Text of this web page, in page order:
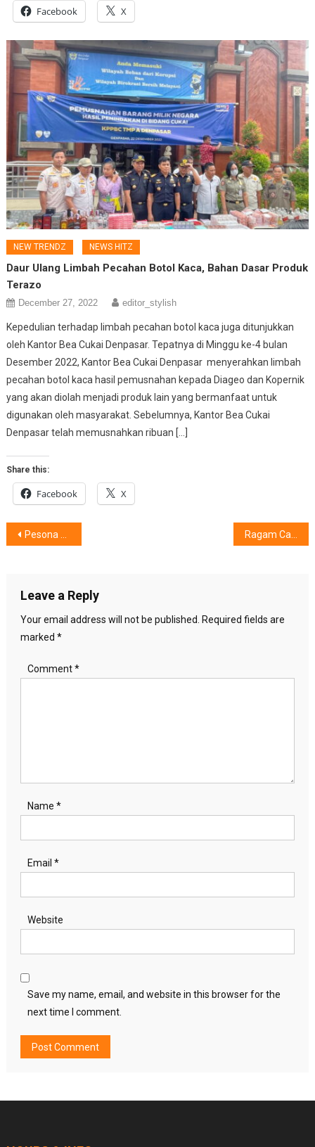
Facebook X
NEW TRENDZ NEWS HITZ
Daur Ulang Limbah Pecahan Botol Kaca, Bahan Dasar Produk
Terazo
December 27, 2022 editor_stylish
Kepedulian terhadap limbah pecahan botol kaca juga ditunjukkan
oleh Kantor Bea Cukai Denpasar. Tepatnya di Minggu ke-4 bulan
Desember 2022, Kantor Bea Cukai Denpasar menyerahkan limbah
pecahan botol kaca hasil pemusnahan kepada Diageo dan Kopernik
yang akan diolah menjadi produk lain yang bermanfaat untuk
digunakan oleh masyarakat. Sebelumnya, Kantor Bea Cukai
Denpasar telah memusnahkan ribuan […]
Share this:
Facebook X
Post
Pesona Karya #EkspedisiSegaris
Leave a Reply
Your email address will not be published.
Required fields are
marked *
Comment*
Name *
Email *
Website
Save my name, email, and website in this browser for the
next time I comment.